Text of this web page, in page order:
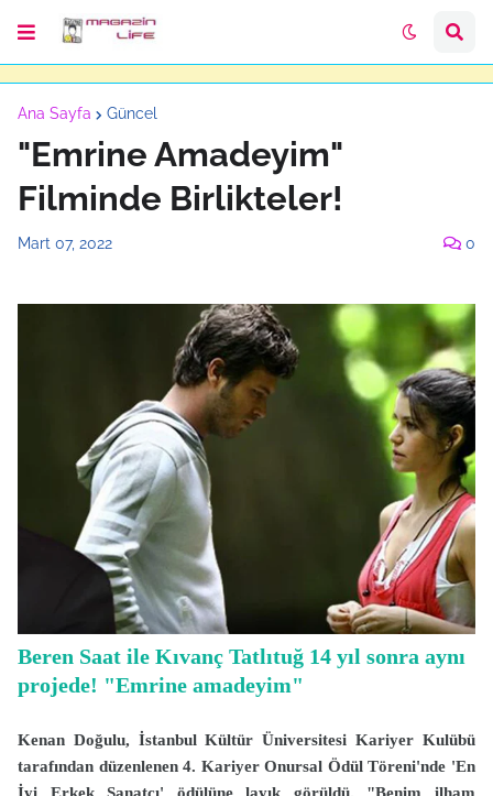
Ana Sayfa Güncel
"Emrine Amadeyim"
Filminde Birlikteler!
Mart 07, 2022 0
Beren Saat ile Kıvanç Tatlıtuğ 14 yıl sonra aynı
projede! "Emrine amadeyim"
Kenan Doğulu, İstanbul Kültür Üniversitesi Kariyer Kulübü
tarafından düzenlenen 4. Kariyer Onursal Ödül Töreni'nde 'En
İyi Erkek Sanatçı' ödülüne layık görüldü. "Benim ilham